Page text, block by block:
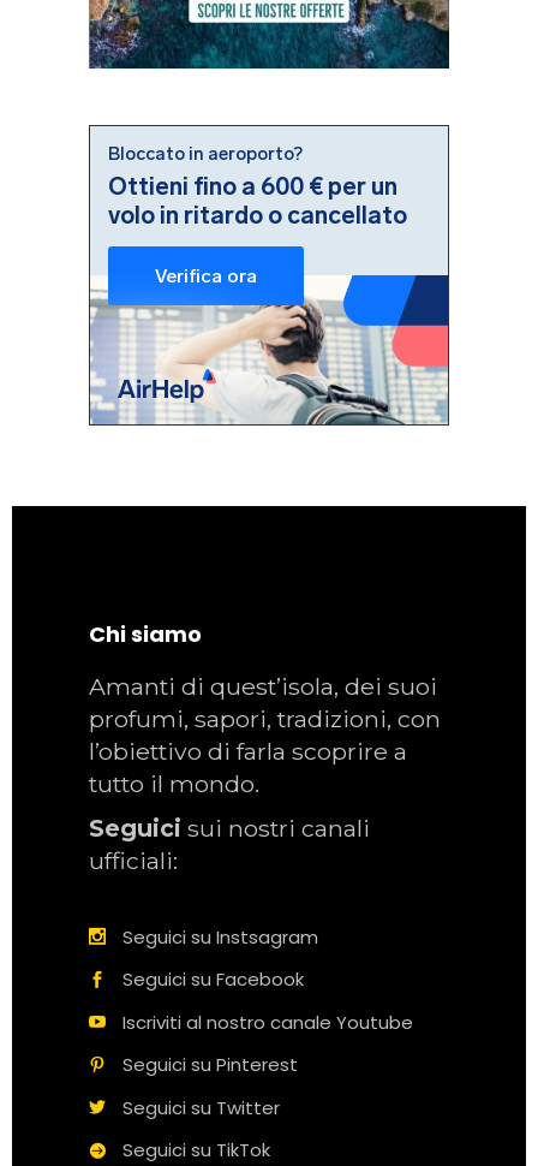
Chi siamo
Amanti di quest’isola, dei suoi
profumi, sapori, tradizioni, con
l’obiettivo di farla scoprire a
tutto il mondo.
Seguici sui nostri canali
ufficiali:
Seguici su Instsagram
Seguici su Facebook
Iscriviti al nostro canale Youtube
Seguici su Pinterest
Seguici su Twitter
Seguici su TikTok